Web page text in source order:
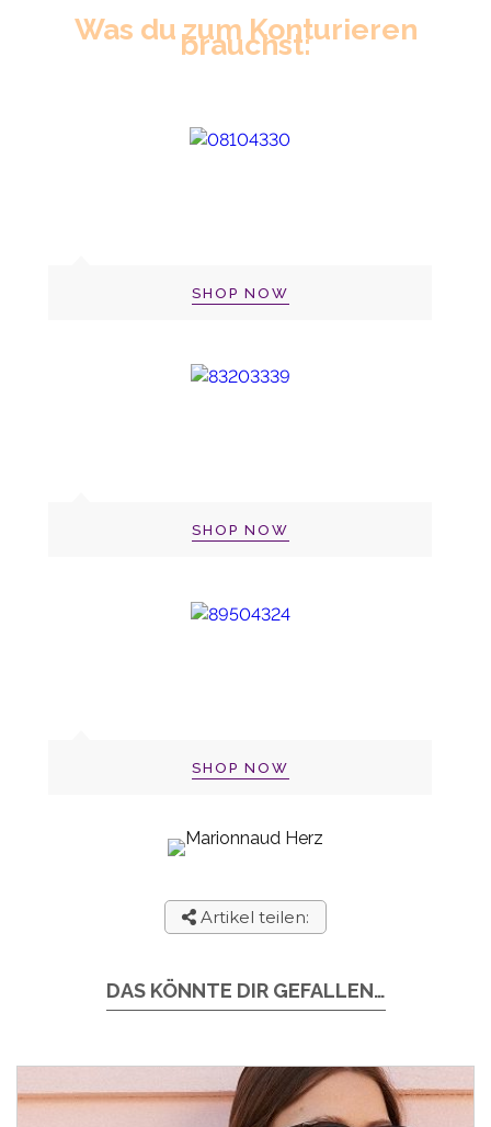
Was du zum Konturieren
brauchst:
SHOP NOW
SHOP NOW
SHOP NOW
Artikel teilen:
DAS KÖNNTE DIR GEFALLEN…